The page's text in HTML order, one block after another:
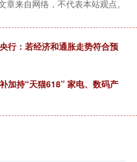
章来自网络，不代表本站观点。
行：若经济和通胀走势符合预
加持“天猫618” 家电、数码产